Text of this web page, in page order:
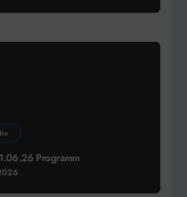
Programm